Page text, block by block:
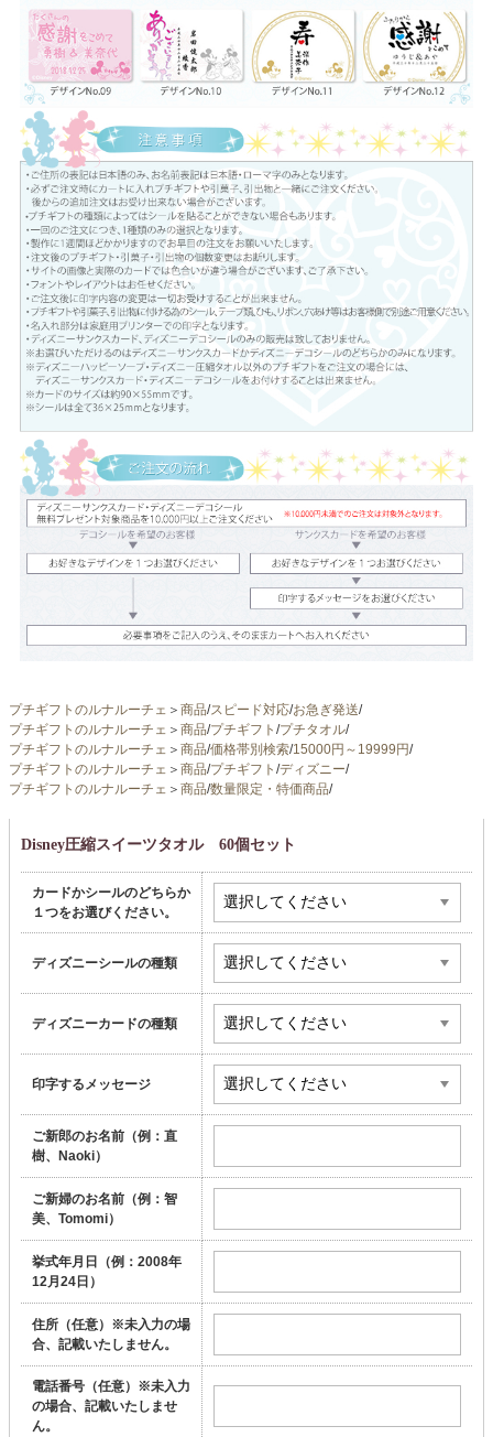
プチギフトのルナルーチェ ＞ 商品/スピード対応/お急ぎ発送/
プチギフトのルナルーチェ ＞ 商品/プチギフト /プチタオル/
プチギフトのルナルーチェ ＞ 商品/価格帯別検索/15000円～19999円/
プチギフトのルナルーチェ ＞ 商品/プチギフト /ディズニー/
プチギフトのルナルーチェ ＞ 商品/数量限定・特価商品/
Disney圧縮スイーツタオル 60個セット
カードかシールのどちらか
１つをお選びください。
ディズニーシールの種類
ディズニーカードの種類
印字するメッセージ
ご新郎のお名前（例：直
樹、Naoki）
ご新婦のお名前（例：智
美、Tomomi）
挙式年月日（例：2008年
12月24日）
住所（任意）※未入力の場
合、記載いたしません。
電話番号（任意）※未入力
の場合、記載いたしませ
ん。